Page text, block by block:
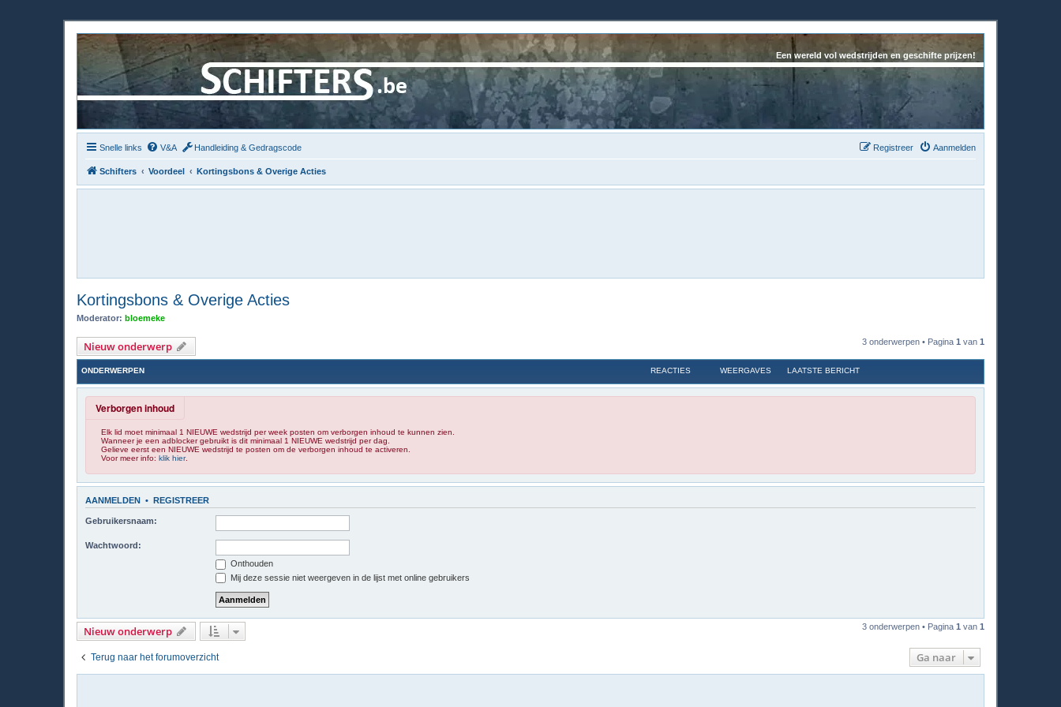
Een wereld vol wedstrijden en geschifte prijzen!
Snelle links V&A Handleiding & Gedragscode Aanmelden
Registreer
Schifters Voordeel Kortingsbons & Overige Acties
Kortingsbons & Overige Acties
Moderator: bloemeke
Nieuw onderwerp 3 onderwerpen • Pagina 1 van 1
ONDERWERPEN REACTIES WEERGAVES LAATSTE BERICHT
Verborgen inhoud
Elk lid moet minimaal 1 NIEUWE wedstrijd per week posten om verborgen inhoud te kunnen zien.
Wanneer je een adblocker gebruikt is dit minimaal 1 NIEUWE wedstrijd per dag.
Gelieve eerst een NIEUWE wedstrijd te posten om de verborgen inhoud te activeren.
Voor meer info: klik hier.
AANMELDEN • REGISTREER
Gebruikersnaam:
Wachtwoord:
Onthouden
Mij deze sessie niet weergeven in de lijst met online gebruikers
Nieuw onderwerp 3 onderwerpen • Pagina 1 van 1
Terug naar het forumoverzicht Ga naar